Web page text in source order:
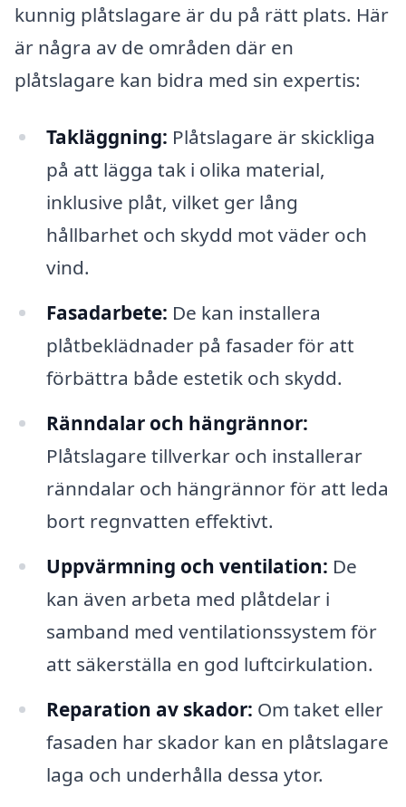
kunnig plåtslagare är du på rätt plats. Här
är några av de områden där en
plåtslagare kan bidra med sin expertis:
Takläggning: Plåtslagare är skickliga
på att lägga tak i olika material,
inklusive plåt, vilket ger lång
hållbarhet och skydd mot väder och
vind.
Fasadarbete: De kan installera
plåtbeklädnader på fasader för att
förbättra både estetik och skydd.
Ränndalar och hängrännor:
Plåtslagare tillverkar och installerar
ränndalar och hängrännor för att leda
bort regnvatten effektivt.
Uppvärmning och ventilation: De
kan även arbeta med plåtdelar i
samband med ventilationssystem för
att säkerställa en god luftcirkulation.
Reparation av skador: Om taket eller
fasaden har skador kan en plåtslagare
laga och underhålla dessa ytor.